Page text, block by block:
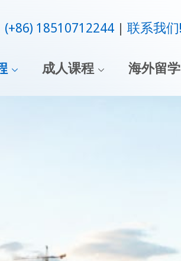
(+86) 18510712244 联系我
成人课程 海外留学